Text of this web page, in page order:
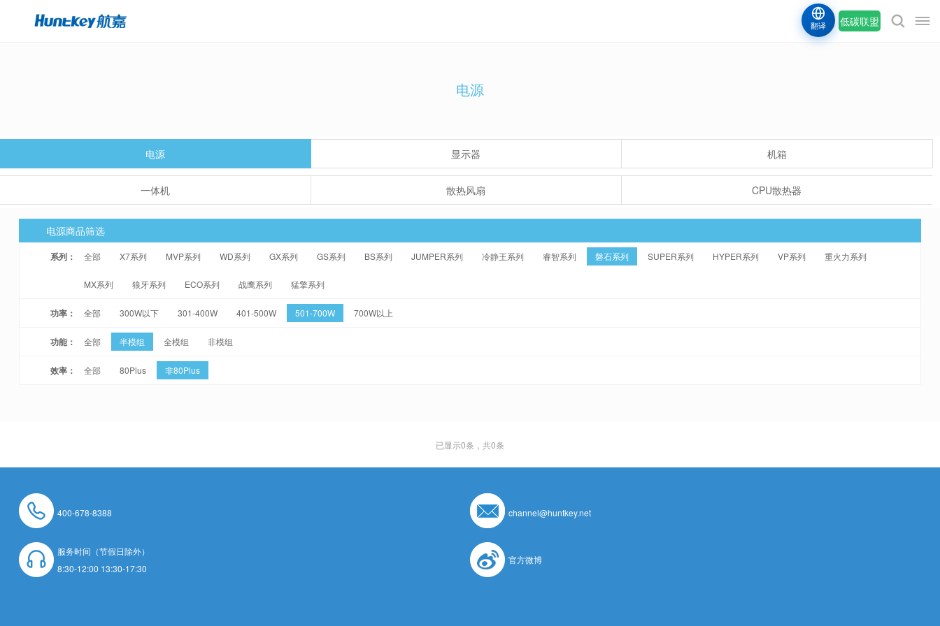
低碳联盟
翻译
电源
电源 显示器 机箱
一体机 散热风扇 CPU散热器
电源商品筛选
系列： 全部 X7系列 MVP系列 WD系列 GX系列 GS系列 BS系列 JUMPER系列 冷静王系列 睿智系列 磐石系列 SUPER系列 HYPER系列 VP系列 重火力系列
MX系列 狼牙系列 ECO系列 战鹰系列 猛擎系列
功率： 全部 300W以下 301-400W 401-500W 501-700W 700W以上
功能： 全部 半模组 全模组 非模组
效率： 全部 80Plus 非80Plus
已显示0条，共0条
400-678-8388 channel@huntkey.net
服务时间（节假日除外）
8:30-12:00 13:30-17:30
官方微博